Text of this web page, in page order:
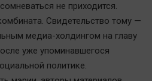
не приходится.
Свидетельство тому —
медиа-холдингом на главу
уже упоминавшегося
политике.